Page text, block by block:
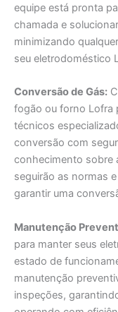
equipe está pronta
chamada e
minimizando
seu eletrodoméstico
Conversão de Gás:
fogão ou forno Lofra
técnicos
conversão com
conhecimento sobre
seguirão as normas
garantir uma
Manutenção
para manter seus
estado de
manutenção
inspeções,